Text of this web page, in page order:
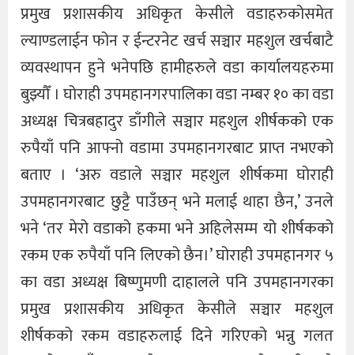
प्रमुख प्रशासकीय अधिकृत केसीले वडाहरुकोसमेत
ल्याण्डलाईन फोन र ईन्टरनेट खर्च सञ्चार महशुल खर्चबाटै
व्यवस्थापन हुने भनेपछि हामीहरुले वडा कार्यालयहरुमा
बुझ्यौँ । घोराही उपमहानगरपालिका वडा नम्बर १० का वडा
अध्यक्ष चित्रबहादुर डाँगीले सञ्चार महशुल शीर्षकको एक
रुपैयाँ पनि आफ्नो वडामा उपमहानगरबाट प्राप्त नभएको
बताए । ‘अरु वडाले सञ्चार महशुल शीर्षकमा घोराही
उपमहानगरबाट छुट्टै पाउँछन् भने मलाई थाहा छैन,’ उनले
भने ‘तर मेरो वडाको हकमा भने अहिलेसम्म यो शीर्षकको
रकम एक रुपैयाँ पनि लिएको छैन।’ घोराही उपमहानगर ५
का वडा अध्यक्ष बिष्णुमणी दाहालले पनि उपमहानगरका
प्रमुख प्रशासकीय अधिकृत केसीले सञ्चार महशुल
शीर्षकको रकम वडाहरुलाई दिने गरिएको भन्नु गलत